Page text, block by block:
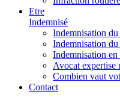
Etre
Indemnisé
Indemnisation
Indemnisation
Indemnisation en
Avocat expertise
Combien vaut
Contact